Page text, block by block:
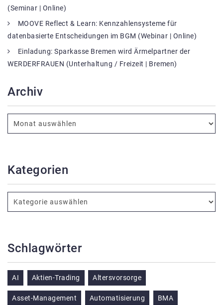
(Seminar | Online)
MOOVE Reflect & Learn: Kennzahlensysteme für
datenbasierte Entscheidungen im BGM (Webinar | Online)
Einladung: Sparkasse Bremen wird Ärmelpartner der
WERDERFRAUEN (Unterhaltung / Freizeit | Bremen)
Archiv
Kategorien
Schlagwörter
AI Aktien-Trading Altersvorsorge
Asset-Management Automatisierung BMA